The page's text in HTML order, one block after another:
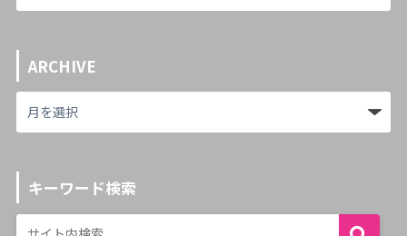
ARCHIVE
キーワード検索